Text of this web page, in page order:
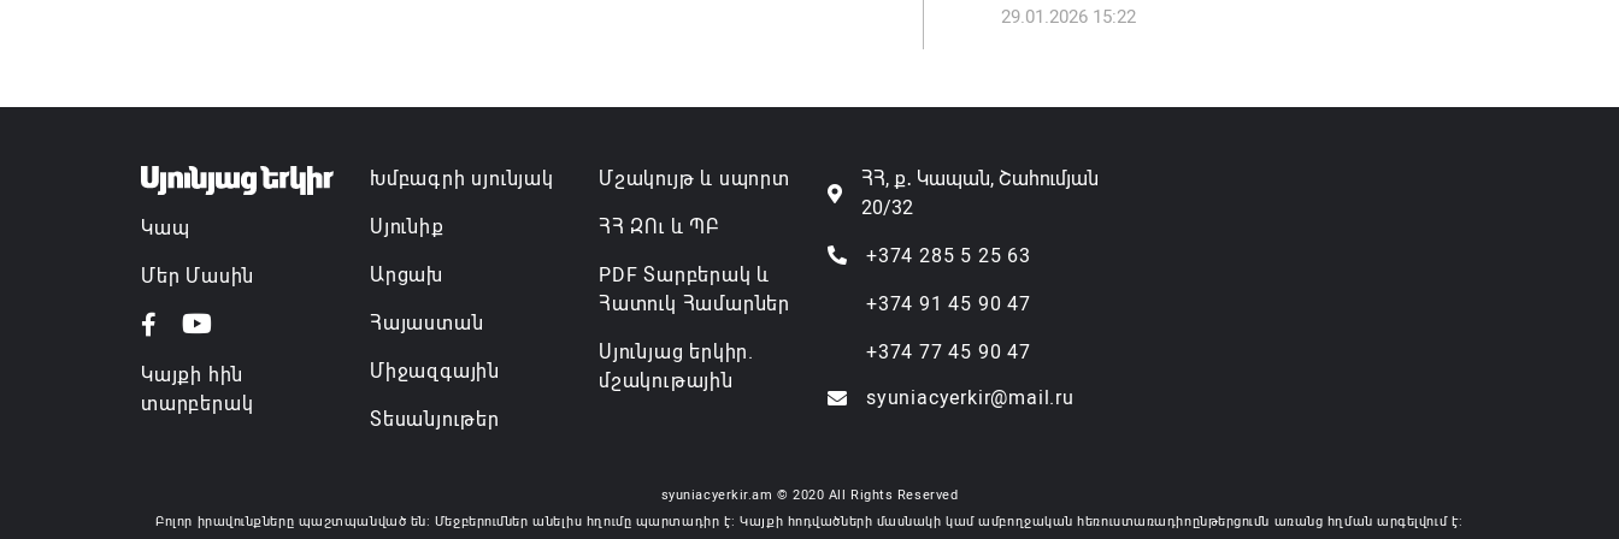
ազատվել է պաշտոնից
նախարարությունների անվանումները
29.01.2026 15:22
Կապ
Մեր Մասին
Կայքի հին
տարբերակ
Խմբագրի սյունյակ
Սյունիք
Արցախ
Հայաստան
Միջազգային
Տեսանյութեր
Մշակույթ և սպորտ
ՀՀ ԶՈւ և ՊԲ
PDF Տարբերակ և
Հատուկ Համարներ
Սյունյաց երկիր.
մշակութային
ՀՀ, ք․ Կապան, Շահումյան
20/32
+374 285 5 25 63
+374 91 45 90 47
+374 77 45 90 47
syuniacyerkir@mail.ru
syuniacyerkir.am © 2020 All Rights Reserved
Բոլոր իրավունքները պաշտպանված են: Մեջբերումներ անելիս հղումը պարտադիր է: Կայքի հոդվածների մասնակի կամ ամբողջական հեռուստառադիոընթերցումն առանց հղման արգելվում է: